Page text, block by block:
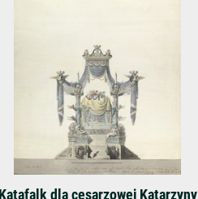
Katafalk dla cesarzowej Katarzyny